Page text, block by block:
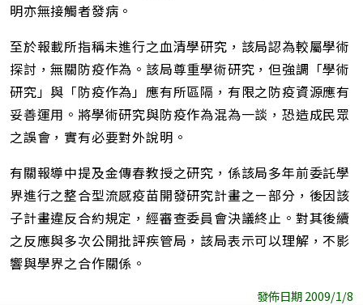
明亦無接觸者發病。
至於報載所指稱未進行之血清學研究，該局認為較屬學術
探討，無關防疫作為。該局尊重學術研究，但強調「學術
研究」與「防疫作為」應有所區隔，有限之防疫資源應有
妥善運用。將學術研究與防疫作為混為一談，恐造成民眾
之誤會，實有必要對外說明。
有關報導中提及金傳春教授之研究，係該局多年前委託學
界進行之整合型流感疫苗開發研究計畫之ㄧ部分，後因該
子計畫違反合約規定，經審查委員會決議終止。對其後續
之反應與多次公開批評疾管局，該局表示可以理解，不影
響與學界之合作關係。
發佈日期 2009/1/8